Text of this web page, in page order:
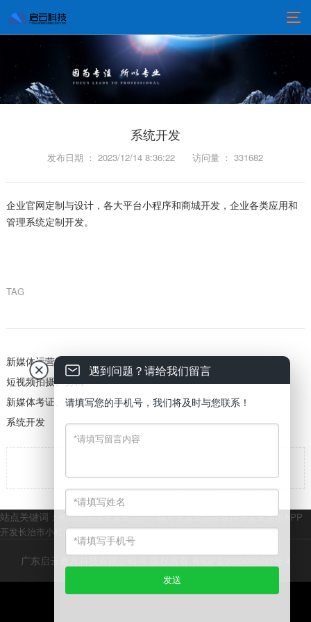
系统开发
发布日期 ： 2023/12/14 8:36:22 访问量 ： 331682
企业官网定制与设计，各大平台小程序和商城开发，企业各类应用和
管理系统定制开发。
TAG
新媒体运营
短视频拍摄、剪辑
新媒体考证、主播派瀢
系统开发
站点关键词： 长治市系统开发长治市小程序开发长治市软件开发长治市APP
开发长治市小程序商城开发长治市网站开发
广东启云教育科技有限公司 © 版权所有
遇到问题？请给我们留言
请填写您的手机号，我们将及时与您联系！